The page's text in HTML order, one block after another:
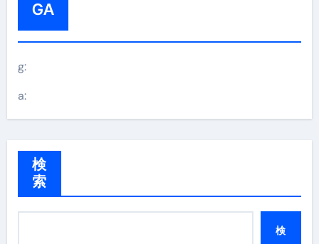
GA
g:
a:
検
索
検